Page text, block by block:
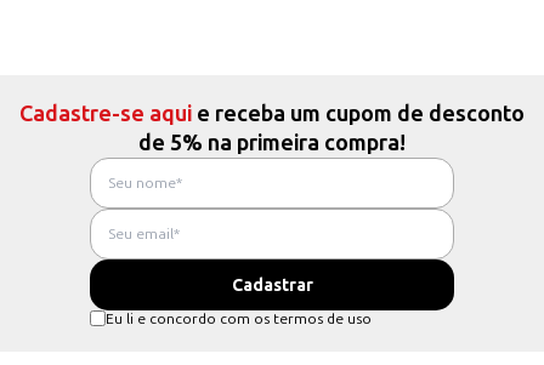
Cadastre-se aqui e receba um cupom de desconto
de 5% na primeira compra!
Eu li e concordo com os termos de uso